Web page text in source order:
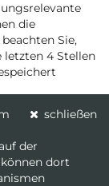
die
Sie,
letzten 4 Stellen
schließen
der
dort